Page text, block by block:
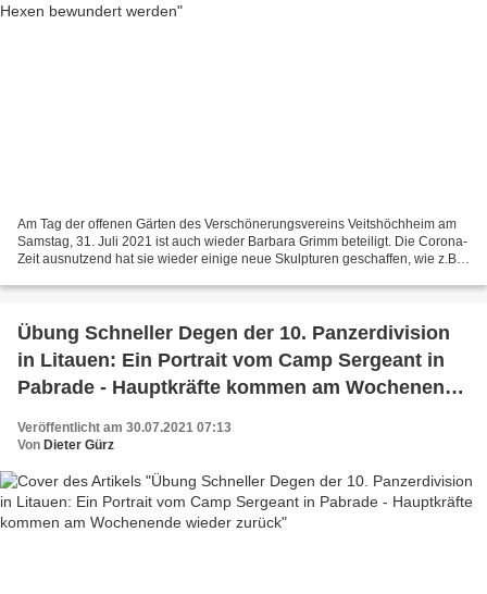
Am Tag der offenen Gärten des Verschönerungsvereins Veitshöchheim am
Samstag, 31. Juli 2021 ist auch wieder Barbara Grimm beteiligt. Die Corona-
Zeit ausnutzend hat sie wieder einige neue Skulpturen geschaffen, wie z.B.
Übung Schneller Degen der 10. Panzerdivision
in Litauen: Ein Portrait vom Camp Sergeant in
Pabrade - Hauptkräfte kommen am Wochenende
Veröffentlicht am 30.07.2021 07:13
Von Dieter Gürz